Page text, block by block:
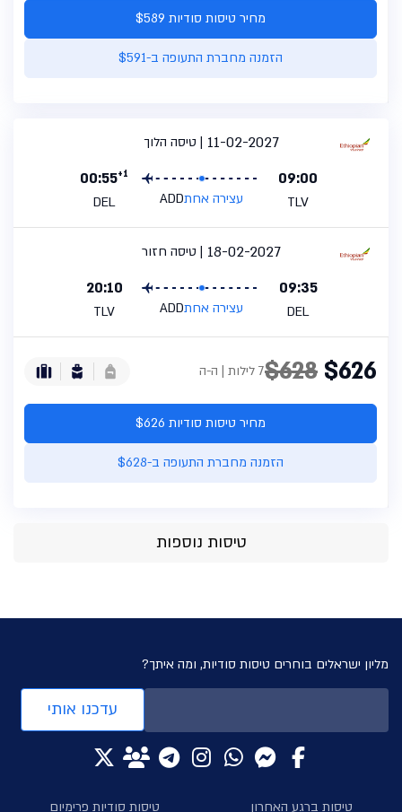
מחיר טיסות סודיות $589
הזמנה מחברת התעופה ב-$591
טיסה הלוך
11-02-2027
09:00
TLV עצירה אחתADD
00:55+1
DEL
טיסה חזור
18-02-2027
09:35
DEL עצירה אחתADD
20:10
TLV
$626
$6287 לילות | ה-ה
מחיר טיסות סודיות $626
הזמנה מחברת התעופה ב-$628
טיסות נוספות
טיסות ברגע האחרון טיסות סודיות פרימיום
מליון ישראלים בוחרים טיסות סודיות, ומה איתך?
עדכנו אותי